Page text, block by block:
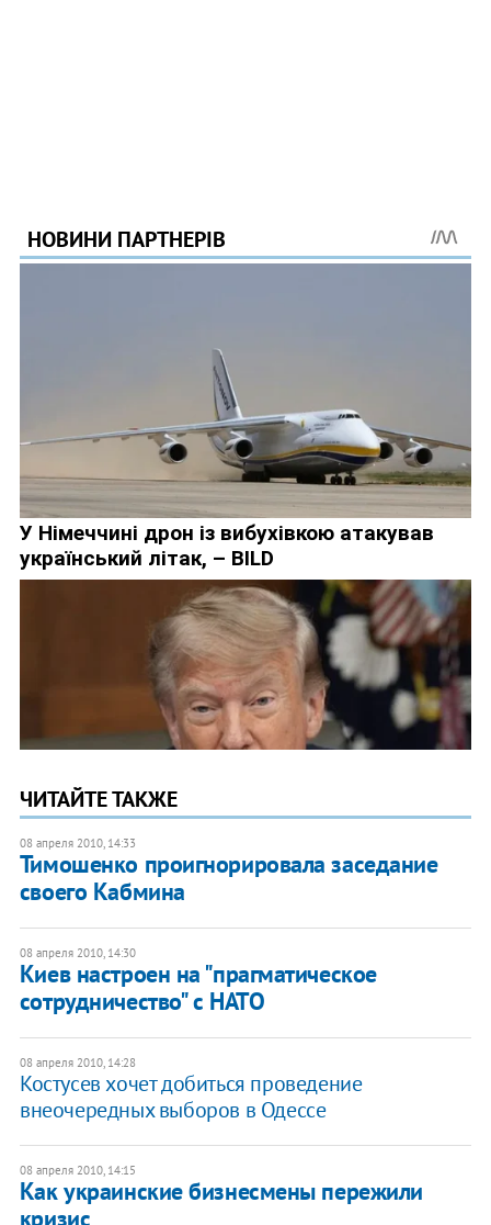
ЧИТАЙТЕ ТАКЖЕ
08 апреля 2010, 14:33
Тимошенко проигнорировала заседание
своего Кабмина
08 апреля 2010, 14:30
Киев настроен на "прагматическое
сотрудничество" с НАТО
08 апреля 2010, 14:28
Костусев хочет добиться проведение
внеочередных выборов в Одессе
08 апреля 2010, 14:15
Как украинские бизнесмены пережили
кризис